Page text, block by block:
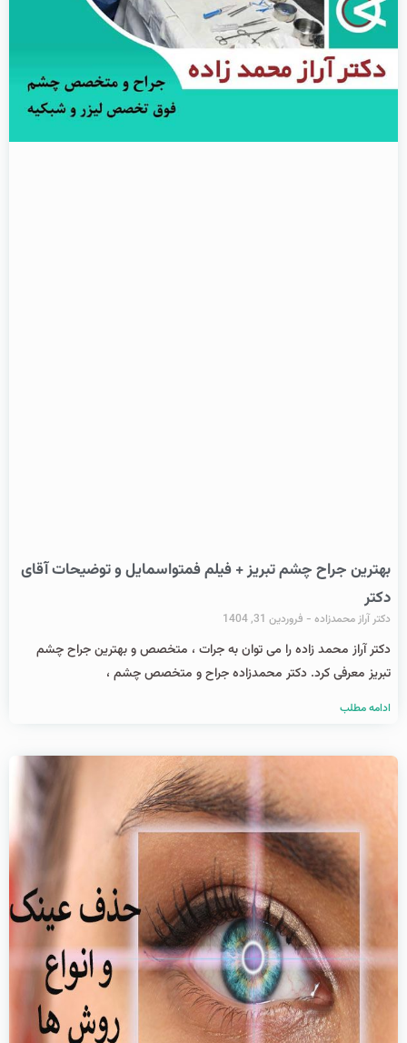
بهترین جراح چشم تبریز + فیلم فمتواسمایل و توضیحات آقای
دکتر
دکتر آراز محمدزاده فروردین 31, 1404
دکتر آراز محمد زاده را می توان به جرات ، متخصص و بهترین جراح چشم
تبریز معرفی کرد. دکتر محمدزاده جراح و متخصص چشم ،
ادامه مطلب